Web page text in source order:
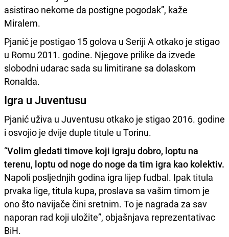
asistirao nekome da postigne pogodak”, kaže
Miralem.
Pjanić je postigao 15 golova u Seriji A otkako je stigao
u Romu 2011. godine. Njegove prilike da izvede
slobodni udarac sada su limitirane sa dolaskom
Ronalda.
Igra u Juventusu
Pjanić uživa u Juventusu otkako je stigao 2016. godine
i osvojio je dvije duple titule u Torinu.
“Volim gledati timove koji igraju dobro, loptu na
terenu, loptu od noge do noge da tim igra kao kolektiv.
Napoli posljednjih godina igra lijep fudbal. Ipak titula
prvaka lige, titula kupa, proslava sa vašim timom je
ono što navijače čini sretnim. To je nagrada za sav
naporan rad koji uložite”, objašnjava reprezentativac
BiH.